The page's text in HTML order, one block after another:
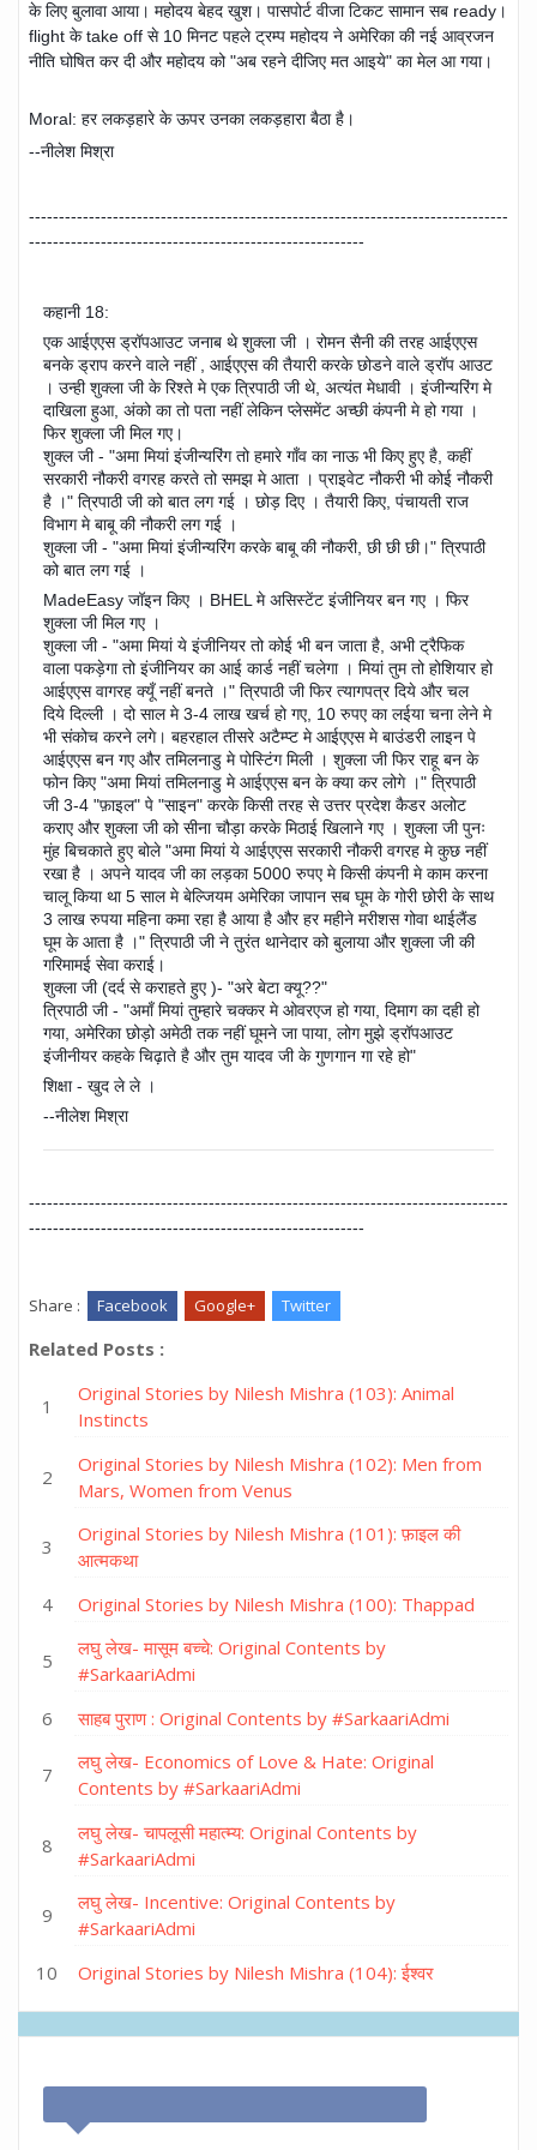
के लिए बुलावा आया। महोदय बेहद खुश। पासपोर्ट वीजा टिकट सामान सब ready।
flight के take off से 10 मिनट पहले ट्रम्प महोदय ने अमेरिका की नई आव्रजन
नीति घोषित कर दी और महोदय को "अब रहने दीजिए मत आइये" का मेल आ गया।
Moral: हर लकड़हारे के ऊपर उनका लकड़हारा बैठा है।
--नीलेश मिश्रा
--------------------------------------------------------------------------------
--------------------------------------------------------
कहानी 18:
एक आईएएस ड्रॉपआउट जनाब थे शुक्ला जी । रोमन सैनी की तरह आईएएस
बनके ड्राप करने वाले नहीं , आईएएस की तैयारी करके छोडने वाले ड्रॉप आउट
। उन्ही शुक्ला जी के रिश्ते मे एक त्रिपाठी जी थे, अत्यंत मेधावी । इंजीन्यरिंग मे
दाखिला हुआ, अंको का तो पता नहीं लेकिन प्लेसमेंट अच्छी कंपनी मे हो गया ।
फिर शुक्ला जी मिल गए।
शुक्ल जी - "अमा मियां इंजीन्यरिंग तो हमारे गाँव का नाऊ भी किए हुए है, कहीं
सरकारी नौकरी वगरह करते तो समझ मे आता । प्राइवेट नौकरी भी कोई नौकरी
है ।" त्रिपाठी जी को बात लग गई । छोड़ दिए । तैयारी किए, पंचायती राज
विभाग मे बाबू की नौकरी लग गई ।
शुक्ला जी - "अमा मियां इंजीन्यरिंग करके बाबू की नौकरी, छी छी छी।" त्रिपाठी
को बात लग गई ।
MadeEasy जॉइन किए । BHEL मे असिस्टेंट इंजीनियर बन गए । फिर
शुक्ला जी मिल गए ।
शुक्ला जी - "अमा मियां ये इंजीनियर तो कोई भी बन जाता है, अभी ट्रैफिक
वाला पकड़ेगा तो इंजीनियर का आई कार्ड नहीं चलेगा । मियां तुम तो होशियार हो
आईएएस वागरह क्यूँ नहीं बनते ।" त्रिपाठी जी फिर त्यागपत्र दिये और चल
दिये दिल्ली । दो साल मे 3-4 लाख खर्च हो गए, 10 रुपए का लईया चना लेने मे
भी संकोच करने लगे। बहरहाल तीसरे अटैम्प्ट मे आईएएस मे बाउंडरी लाइन पे
आईएएस बन गए और तमिलनाडु मे पोस्टिंग मिली । शुक्ला जी फिर राहू बन के
फोन किए "अमा मियां तमिलनाडु मे आईएएस बन के क्या कर लोगे ।" त्रिपाठी
जी 3-4 "फ़ाइल" पे "साइन" करके किसी तरह से उत्तर प्रदेश कैडर अलोट
कराए और शुक्ला जी को सीना चौड़ा करके मिठाई खिलाने गए । शुक्ला जी पुनः
मुंह बिचकाते हुए बोले "अमा मियां ये आईएएस सरकारी नौकरी वगरह मे कुछ नहीं
रखा है । अपने यादव जी का लड़का 5000 रुपए मे किसी कंपनी मे काम करना
चालू किया था 5 साल मे बेल्जियम अमेरिका जापान सब घूम के गोरी छोरी के साथ
3 लाख रुपया महिना कमा रहा है आया है और हर महीने मरीशस गोवा थाईलैंड
घूम के आता है ।" त्रिपाठी जी ने तुरंत थानेदार को बुलाया और शुक्ला जी की
गरिमामई सेवा कराई।
शुक्ला जी (दर्द से कराहते हुए )- "अरे बेटा क्यू??"
त्रिपाठी जी - "अमाँ मियां तुम्हारे चक्कर मे ओवरएज हो गया, दिमाग का दही हो
गया, अमेरिका छोड़ो अमेठी तक नहीं घूमने जा पाया, लोग मुझे ड्रॉपआउट
इंजीनीयर कहके चिढ़ाते है और तुम यादव जी के गुणगान गा रहे हो"
शिक्षा - खुद ले ले ।
--नीलेश मिश्रा
--------------------------------------------------------------------------------
--------------------------------------------------------
Share : Facebook Google+ Twitter
Related Posts :
Original Stories by Nilesh Mishra (103): Animal
Instincts
Original Stories by Nilesh Mishra (102): Men from
Mars, Women from Venus
Original Stories by Nilesh Mishra (101): फ़ाइल की
आत्मकथा
Original Stories by Nilesh Mishra (100): Thappad
लघु लेख- मासूम बच्चे: Original Contents by
#SarkaariAdmi
साहब पुराण : Original Contents by #SarkaariAdmi
लघु लेख- Economics of Love & Hate: Original
Contents by #SarkaariAdmi
लघु लेख- चापलूसी महात्म्य: Original Contents by
#SarkaariAdmi
लघु लेख- Incentive: Original Contents by
#SarkaariAdmi
Original Stories by Nilesh Mishra (104): ईश्वर